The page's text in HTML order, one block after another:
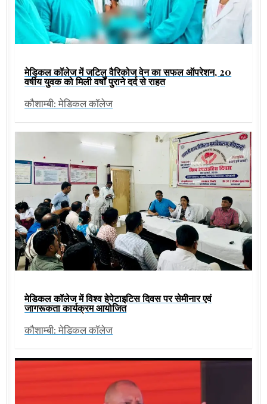
मेडिकल कॉलेज में जटिल वैरिकोज वेन का सफल ऑपरेशन, 20
वर्षीय युवक को मिली वर्षों पुराने दर्द से राहत
कौशाम्बी: मेडिकल कॉलेज
मेडिकल कॉलेज में विश्व हेपेटाइटिस दिवस पर सेमीनार एवं
जागरूकता कार्यक्रम आयोजित
कौशाम्बी: मेडिकल कॉलेज